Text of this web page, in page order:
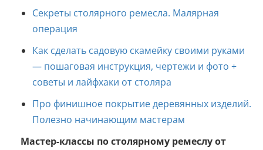
Секреты столярного ремесла. Малярная
операция
Как сделать садовую скамейку своими руками
— пошаговая инструкция, чертежи и фото +
советы и лайфхаки от столяра
Про финишное покрытие деревянных изделий.
Полезно начинающим мастерам
Мастер-классы по столярному ремеслу от